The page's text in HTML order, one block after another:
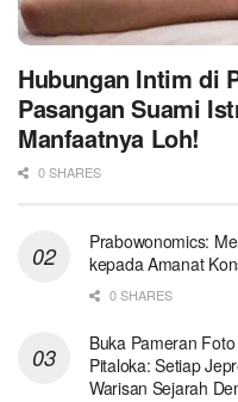
Hubungan Intim di
Pasangan Suami
Manfaatnya Loh!
0 SHARES
Prabowonomics:
kepada Amanat
0 SHARES
Buka Pameran
Pitaloka: Setiap
Warisan Sejarah